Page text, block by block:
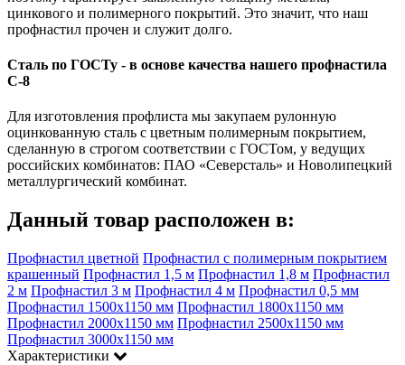
цинкового и полимерного покрытий. Это значит, что наш
профнастил прочен и служит долго.
Сталь по ГОСТу - в основе качества нашего профнастила
C-8
Для изготовления профлиста мы закупаем рулонную
оцинкованную сталь с цветным полимерным покрытием,
сделанную в строгом соответствии с ГОСТом, у ведущих
российских комбинатов: ПАО «Северсталь» и Новолипецкий
металлургический комбинат.
Данный товар расположен в:
Профнастил цветной Профнастил с полимерным покрытием
крашенный Профнастил 1,5 м Профнастил 1,8 м Профнастил
2 м Профнастил 3 м Профнастил 4 м Профнастил 0,5 мм
Профнастил 1500х1150 мм Профнастил 1800х1150 мм
Профнастил 2000х1150 мм Профнастил 2500х1150 мм
Профнастил 3000х1150 мм
Характеристики